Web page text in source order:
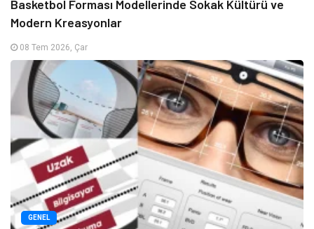
Basketbol Forması Modellerinde Sokak Kültürü ve
Modern Kreasyonlar
08 Tem 2026, Çar
GENEL